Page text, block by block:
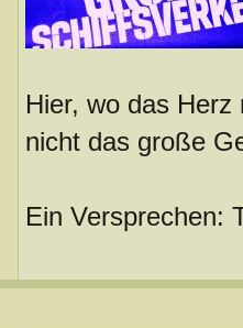
Hier, wo das Herz
nicht das große
Ein Versprechen: